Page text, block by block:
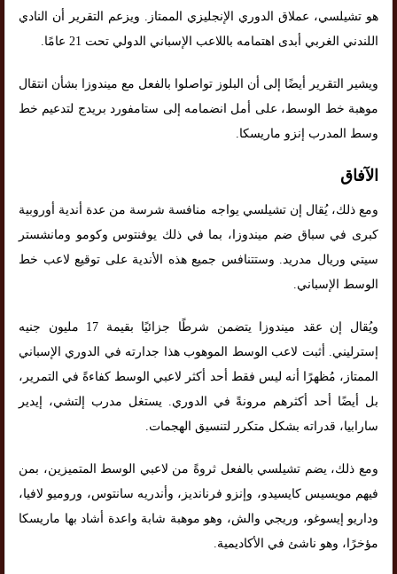
هو تشيلسي، عملاق الدوري الإنجليزي الممتاز. ويزعم التقرير أن النادي
اللندني الغربي أبدى اهتمامه باللاعب الإسباني الدولي تحت 21 عامًا.
ويشير التقرير أيضًا إلى أن البلوز تواصلوا بالفعل مع ميندوزا بشأن انتقال
موهبة خط الوسط، على أمل انضمامه إلى ستامفورد بريدج لتدعيم خط
وسط المدرب إنزو ماريسكا.
الآفاق
ومع ذلك، يُقال إن تشيلسي يواجه منافسة شرسة من عدة أندية أوروبية
كبرى في سباق ضم ميندوزا، بما في ذلك يوفنتوس وكومو ومانشستر
سيتي وريال مدريد. وستتنافس جميع هذه الأندية على توقيع لاعب خط
الوسط الإسباني.
ويُقال إن عقد ميندوزا يتضمن شرطًا جزائيًا بقيمة 17 مليون جنيه
إسترليني. أثبت لاعب الوسط الموهوب هذا جدارته في الدوري الإسباني
الممتاز، مُظهرًا أنه ليس فقط أحد أكثر لاعبي الوسط كفاءةً في التمرير،
بل أيضًا أحد أكثرهم مرونةً في الدوري. يستغل مدرب إلتشي، إيدير
سارابيا، قدراته بشكل متكرر لتنسيق الهجمات.
ومع ذلك، يضم تشيلسي بالفعل ثروةً من لاعبي الوسط المتميزين، بمن
فيهم مويسيس كايسيدو، وإنزو فرنانديز، وأندريه سانتوس، وروميو لافيا،
وداريو إيسوغو، وريجي والش، وهو موهبة شابة واعدة أشاد بها ماريسكا
مؤخرًا، وهو ناشئ في الأكاديمية.